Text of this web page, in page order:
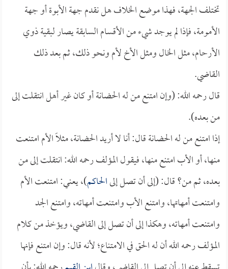
تختلف الجهة، فهذا موضع الخلاف هل نقدم جهة الأبوة أو جهة
الأمومة، فإذا لم يوجد شيء من الأقسام السابقة يصار لبقية ذوي
الأرحام، مثل الخال ومثل الأخ لأم ونحو ذلك، ثم بعد ذلك
القاضي.
قال رحمه الله: (وإن امتنع من له الحضانة أو كان غير أهل انتقلت إلى
من بعده).
إذا امتنع من له الحضانة قال: أنا لا أريد الحضانة، مثلاً الأم امتنعت
منها، أو الأب امتنع منها، فيقول المؤلف رحمه الله: انتقلت إلى من
بعده، ثم من؟ قال: (إلى أن تصل إلىالحاكم)، يعني: امتنعت الأم
وامتنعت أمهاتها، وامتنع الأب وامتنعت أمهاته، وامتنع الجد
وامتنعت أمهاته، وهكذا إلى أن تصل إلى القاضي، ويؤخذ من كلام
المؤلف رحمه الله أن له الحق في الامتناع؛ لأنه قال: وإن امتنع فإنها